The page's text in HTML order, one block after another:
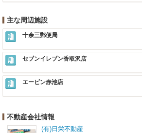
主な周辺施設
十余三郵便局
セブンイレブン香取沢店
エービン赤池店
不動産会社情報
(有)日栄不動産